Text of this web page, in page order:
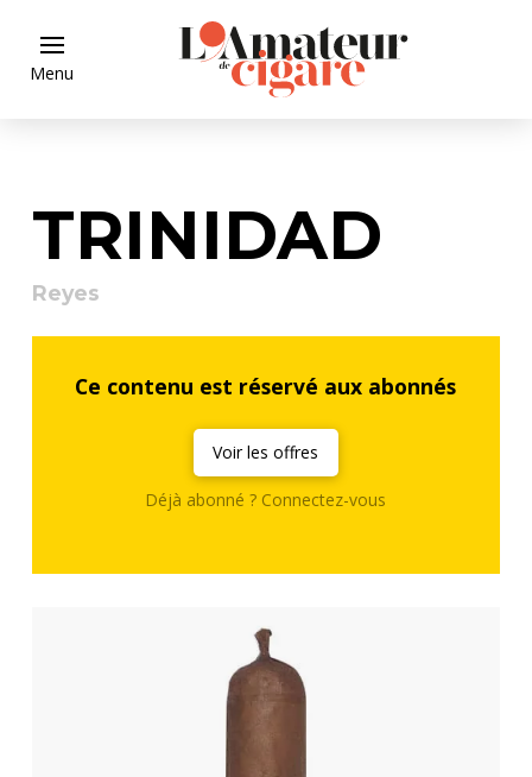
Menu
TRINIDAD
Reyes
Ce contenu est réservé aux abonnés
Voir les offres
Déjà abonné ? Connectez-vous